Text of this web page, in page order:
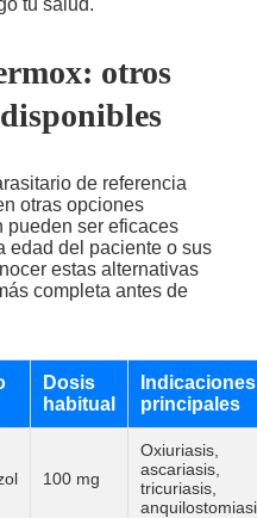
tu salud.
otros
de referencia
otras opciones
pueden ser eficaces
edad del paciente o sus
estas alternativas
completa antes de
Dosis
habitual
Indicaciones
principales
100 mg
Oxiuriasis,
ascariasis,
tricuriasis,